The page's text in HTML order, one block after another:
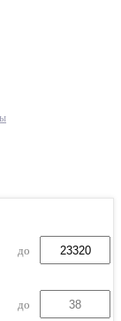
до
до